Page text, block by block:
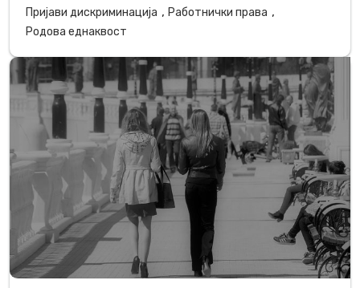
Пријави дискриминација , Работнички права ,
Родова еднаквост